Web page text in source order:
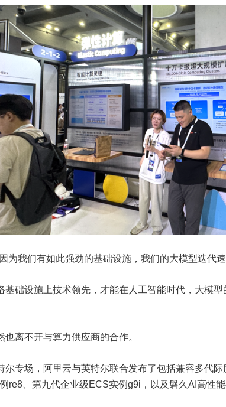
为我们有如此强劲的基础设施，我们的大模型迭代
基础设施上技术领先，才能在人工智能时代，大模
离不开与算力供应商的合作。
尔专场，阿里云与英特尔联合发布了包括兼容多代
re8、第九代企业级ECS实例g9i，以及磐久AI高性